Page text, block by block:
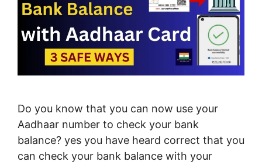
Do you know that you can now use your
Aadhaar number to check your bank
balance? yes you have heard correct that you
can check your bank balance with your